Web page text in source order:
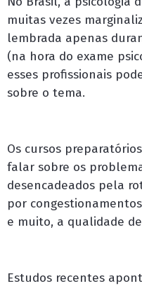
muitas vezes
lembrada apenas
(na hora do exame
esses profissionais
sobre o tema.
Os cursos
falar sobre os
desencadeados pela
por
e muito, a qualidade
Estudos recentes